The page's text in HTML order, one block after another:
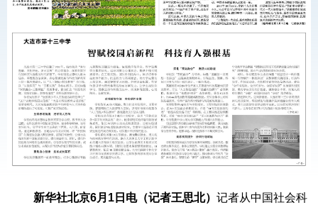
新华社北京6月1日电（记者王思北） 记者从中国社会科